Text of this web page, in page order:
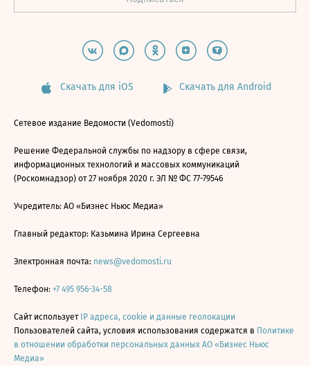
Скачать для iOS Скачать для Android
Сетевое издание Ведомости (Vedomosti)
Решение Федеральной службы по надзору в сфере связи,
информационных технологий и массовых коммуникаций
(Роскомнадзор) от 27 ноября 2020 г. ЭЛ № ФС 77-79546
Учредитель: АО «Бизнес Ньюс Медиа»
Главный редактор: Казьмина Ирина Сергеевна
Электронная почта: news@vedomosti.ru
Телефон: +7 495 956-34-58
Сайт использует IP адреса, cookie и данные геолокации
Пользователей сайта, условия использования содержатся в Политике
в отношении обработки персональных данных АО «Бизнес Ньюс
Медиа»